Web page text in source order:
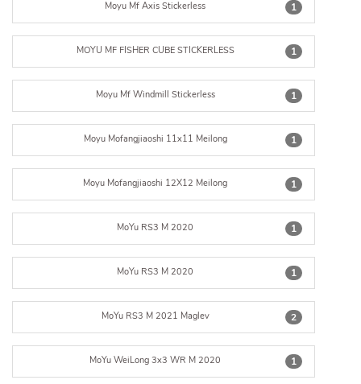
1
Moyu Mf Axis Stickerless
1
MOYU MF FISHER CUBE STICKERLESS
1
Moyu Mf Windmill Stickerless
1
Moyu Mofangjiaoshi 11x11 Meilong
1
Moyu Mofangjiaoshi 12X12 Meilong
1
MoYu RS3 M 2020
1
MoYu RS3 M 2020
2
MoYu RS3 M 2021 Maglev
1
MoYu WeiLong 3x3 WR M 2020